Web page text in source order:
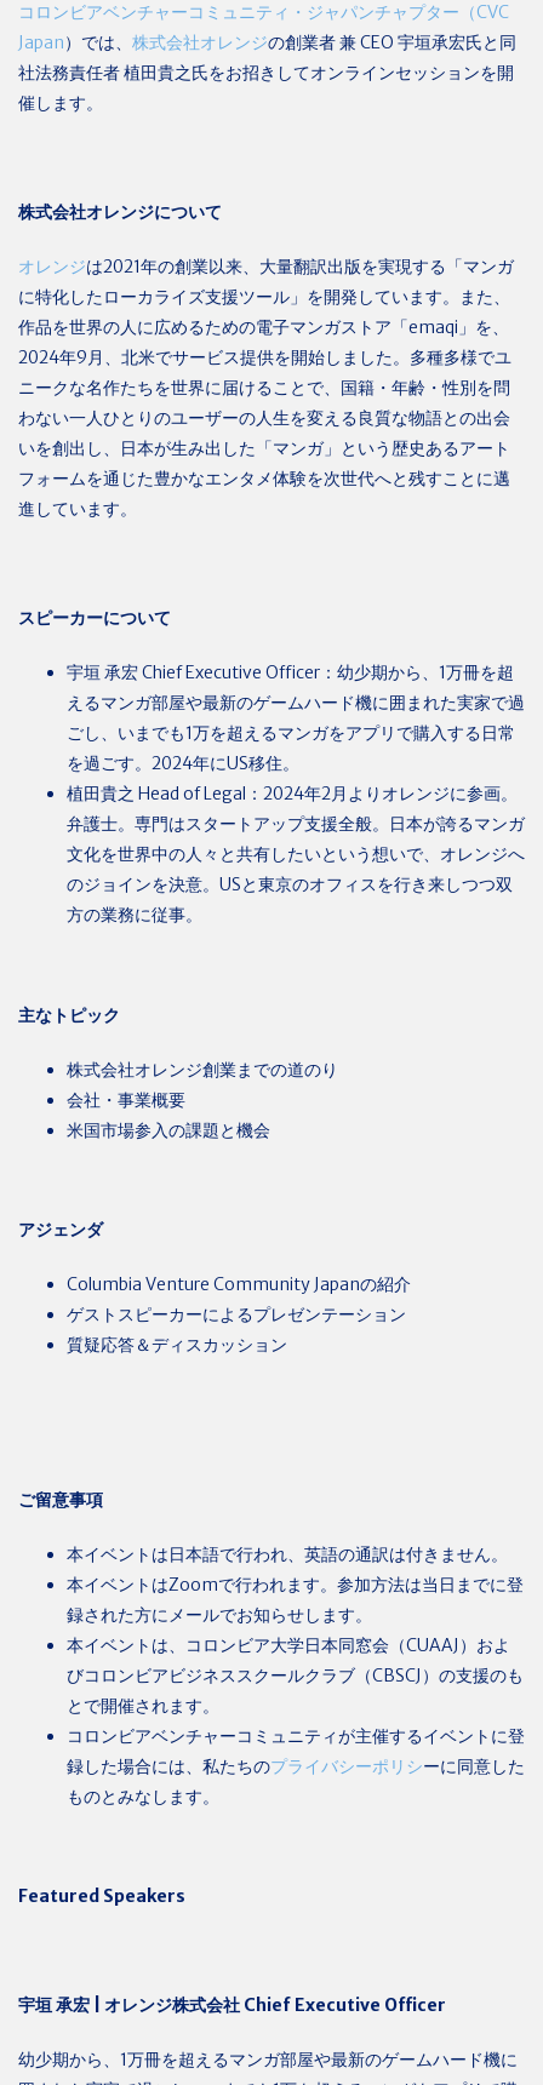
コロンビアベンチャーコミュニティ・ジャパンチャプター（CVC
Japan）では、 株式会社オレンジの創業者 兼 CEO 宇垣承宏氏と同
社法務責任者 植田貴之氏をお招きしてオンラインセッションを開
催します。
株式会社オレンジについて
オレンジは2021年の創業以来、大量翻訳出版を実現する「マンガ
に特化したローカライズ支援ツール」を開発しています。また、
作品を世界の人に広めるための電子マンガストア「emaqi」を、
2024年9月、北米でサービス提供を開始しました。多種多様でユ
ニークな名作たちを世界に届けることで、国籍・年齢・性別を問
わない一人ひとりのユーザーの人生を変える良質な物語との出会
いを創出し、日本が生み出した「マンガ」という歴史あるアート
フォームを通じた豊かなエンタメ体験を次世代へと残すことに邁
進しています。
スピーカーについて
宇垣 承宏 Chief Executive Officer：幼少期から、1万冊を超
えるマンガ部屋や最新のゲームハード機に囲まれた実家で過
ごし、いまでも1万を超えるマンガをアプリで購入する日常
を過ごす。2024年にUS移住。
植田貴之 Head of Legal：2024年2月よりオレンジに参画。
弁護士。専門はスタートアップ支援全般。日本が誇るマンガ
文化を世界中の人々と共有したいという想いで、オレンジへ
のジョインを決意。USと東京のオフィスを行き来しつつ双
方の業務に従事。
主なトピック
株式会社オレンジ創業までの道のり
会社・事業概要
米国市場参入の課題と機会
アジェンダ
Columbia Venture Community Japanの紹介
ゲストスピーカーによるプレゼンテーション
質疑応答＆ディスカッション
ご留意事項
本イベントは日本語で行われ、英語の通訳は付きません。
本イベントはZoomで行われます。参加方法は当日までに登
録された方にメールでお知らせします。
本イベントは、コロンビア大学日本同窓会（CUAAJ）およ
びコロンビアビジネススクールクラブ（CBSCJ）の支援のも
とで開催されます。
コロンビアベンチャーコミュニティが主催するイベントに登
録した場合には、私たちのプライバシーポリシーに同意した
ものとみなします。
Featured Speakers
宇垣承宏 オレンジ株式会社 Chief Executive Officer
幼少期から、 1万冊を超えるマンガ部屋や最新のゲームハード機に